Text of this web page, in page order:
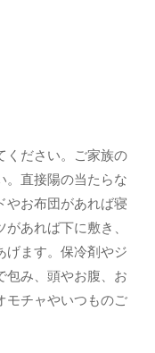
ください。ご家族の
。直接陽の当たらな
やお布団があれば寝
あれば下に敷き、
げます。保冷剤やジ
包み、頭やお腹、お
モチャやいつものご